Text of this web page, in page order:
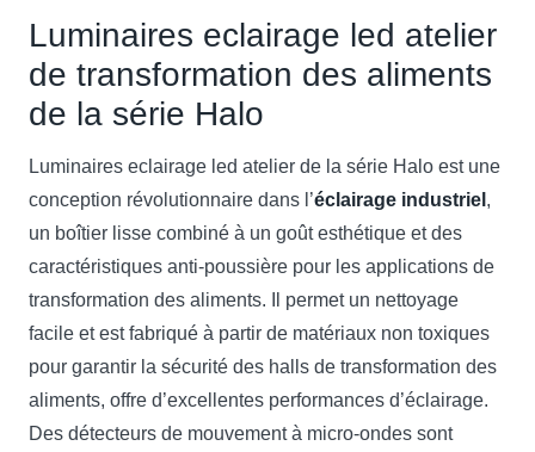
Luminaires eclairage led atelier
de transformation des aliments
de la série Halo
Luminaires eclairage led atelier de la série Halo est une
conception révolutionnaire dans l’éclairage industriel ,
un boîtier lisse combiné à un goût esthétique et des
caractéristiques anti-poussière pour les applications de
transformation des aliments. Il permet un nettoyage
facile et est fabriqué à partir de matériaux non toxiques
pour garantir la sécurité des halls de transformation des
aliments, offre d’excellentes performances d’éclairage.
Des détecteurs de mouvement à micro-ondes sont